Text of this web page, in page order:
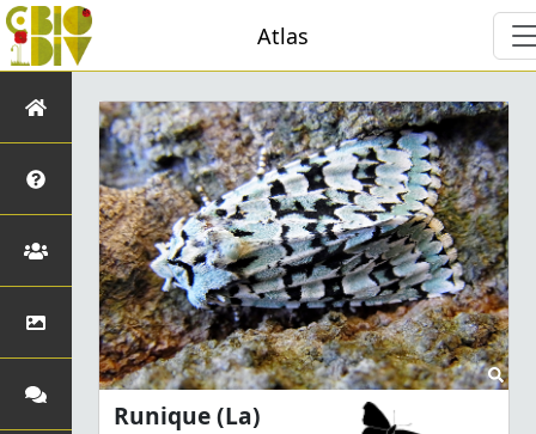
Atlas
Runique (La)